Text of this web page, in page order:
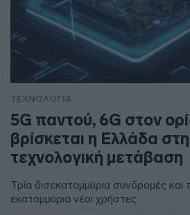
ΤΕΧΝΟΛΟΓΙΑ
5G παντού, 6G στον
βρίσκεται η Ελλάδα
τεχνολογική μετάβαση
Τρία δισεκατομμύρια συνδρομές
εκατομμύρια νέοι χρήστες